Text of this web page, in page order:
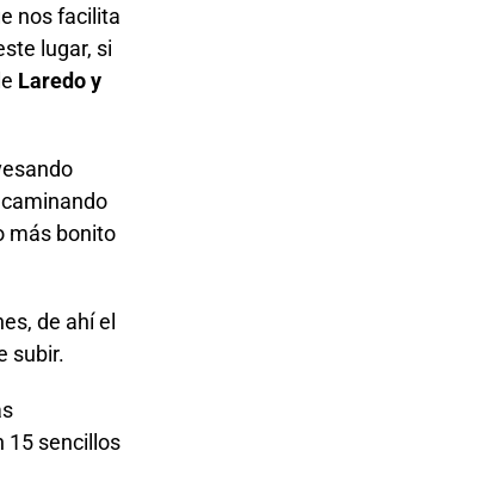
nos facilita
lugar, si
Laredo y
más bonito
de ahí el
subir.
15 sencillos